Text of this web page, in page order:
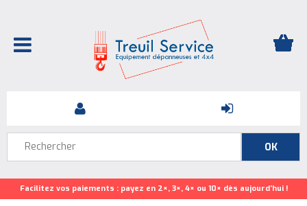
Facilitez vos paiements : payez en 2×, 3×, 4× ou 10× dès aujourd’hui !